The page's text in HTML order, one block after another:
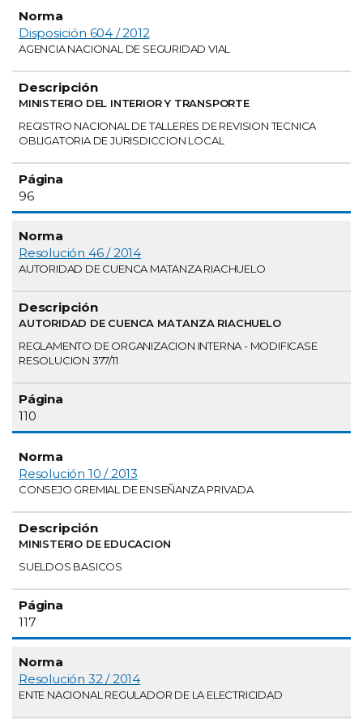
Disposición 604 / 2012
AGENCIA NACIONAL DE SEGURIDAD VIAL
MINISTERIO DEL INTERIOR Y TRANSPORTE
REGISTRO NACIONAL DE TALLERES DE REVISION TECNICA
OBLIGATORIA DE JURISDICCION LOCAL
96
Resolución 46 / 2014
AUTORIDAD DE CUENCA MATANZA RIACHUELO
AUTORIDAD DE CUENCA MATANZA RIACHUELO
REGLAMENTO DE ORGANIZACION INTERNA - MODIFICASE
RESOLUCION 377/11
110
Resolución 10 / 2013
CONSEJO GREMIAL DE ENSEÑANZA PRIVADA
MINISTERIO DE EDUCACION
SUELDOS BASICOS
117
Resolución 32 / 2014
ENTE NACIONAL REGULADOR DE LA ELECTRICIDAD